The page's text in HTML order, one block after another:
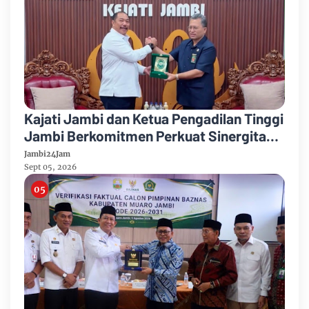
Kajati Jambi dan Ketua Pengadilan Tinggi
Jambi Berkomitmen Perkuat Sinergitas
Penegakan Hukum
Jambi24Jam
Sept 05, 2026